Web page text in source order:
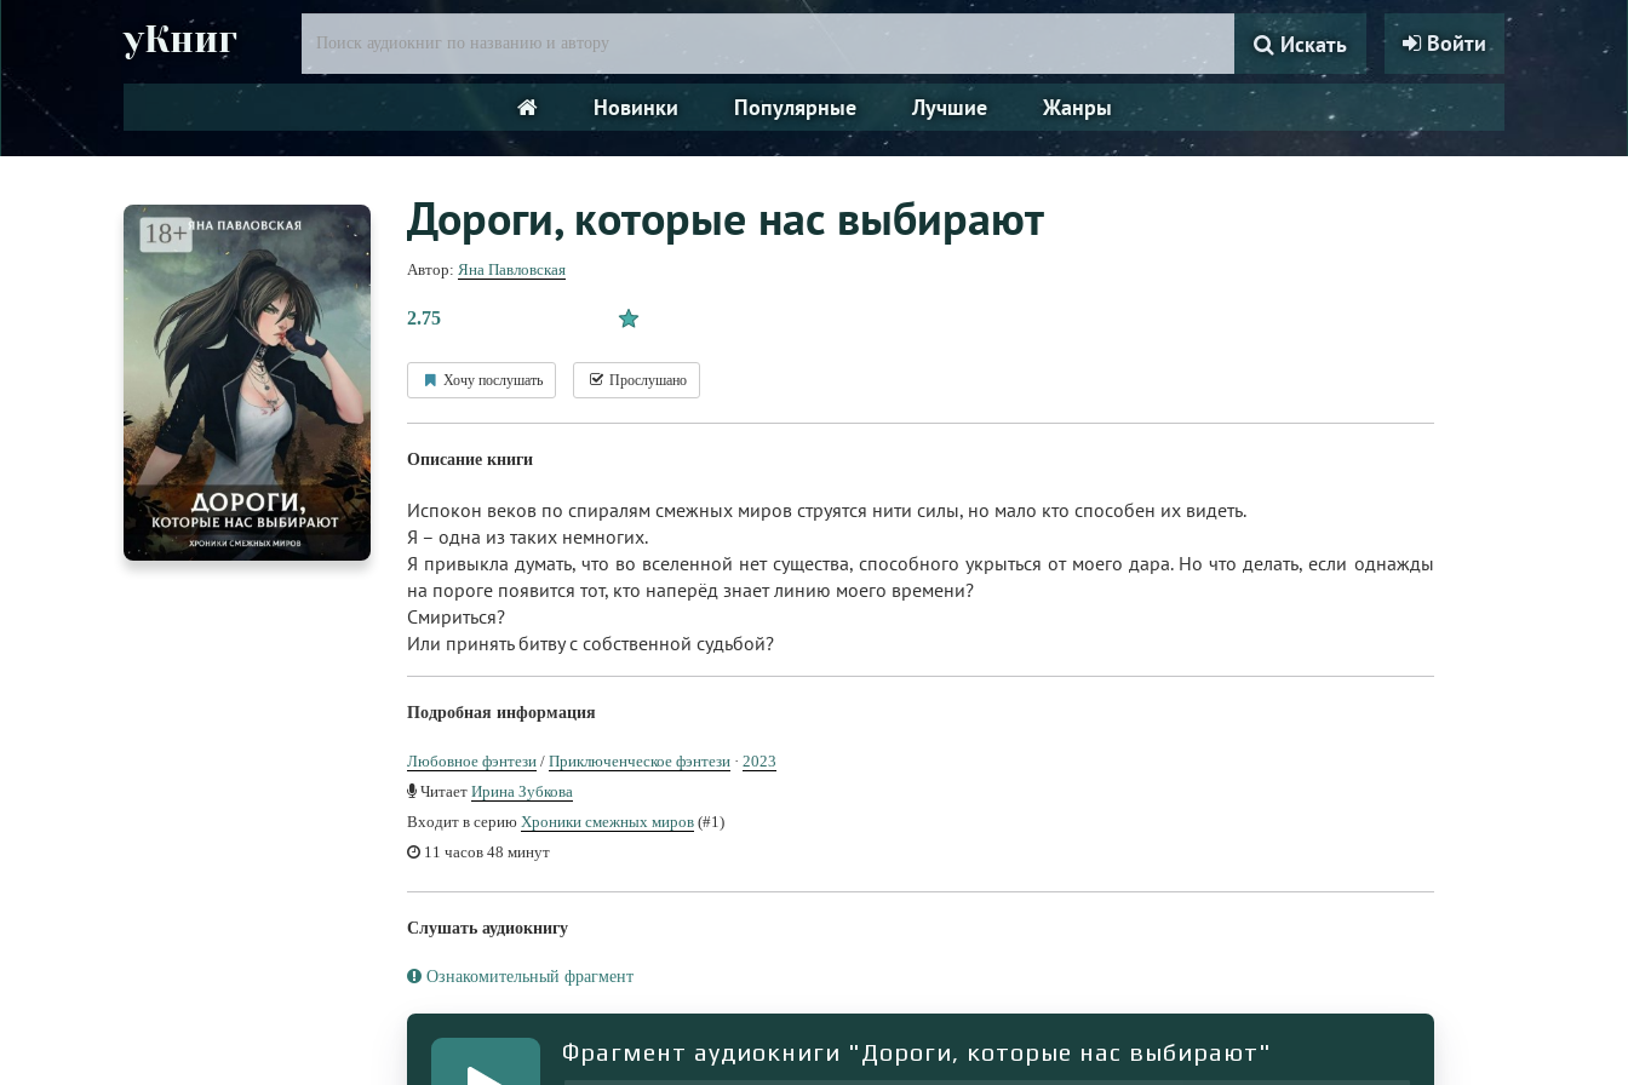
уКниг Войти
Искать
Новинки Популярные Лучшие Жанры
Дороги, которые нас выбирают
Автор: Яна Павловская
2.75
Хочу послушать Прослушано
Описание книги
Испокон веков по спиралям смежных миров струятся нити силы, но мало кто способен их видеть.
Я – одна из таких немногих.
Я привыкла думать, что во вселенной нет существа, способного укрыться от моего дара. Но что делать, если однажды
на пороге появится тот, кто наперёд знает линию моего времени?
Смириться?
Или принять битву с собственной судьбой?
Подробная информация
Любовное фэнтези / Приключенческое фэнтези · 2023
Читает Ирина Зубкова
Входит в серию Хроники смежных миров (#1)
11 часов 48 минут
Слушать аудиокнигу
Ознакомительный фрагмент
Фрагмент аудиокниги "Дороги, которые нас выбирают"